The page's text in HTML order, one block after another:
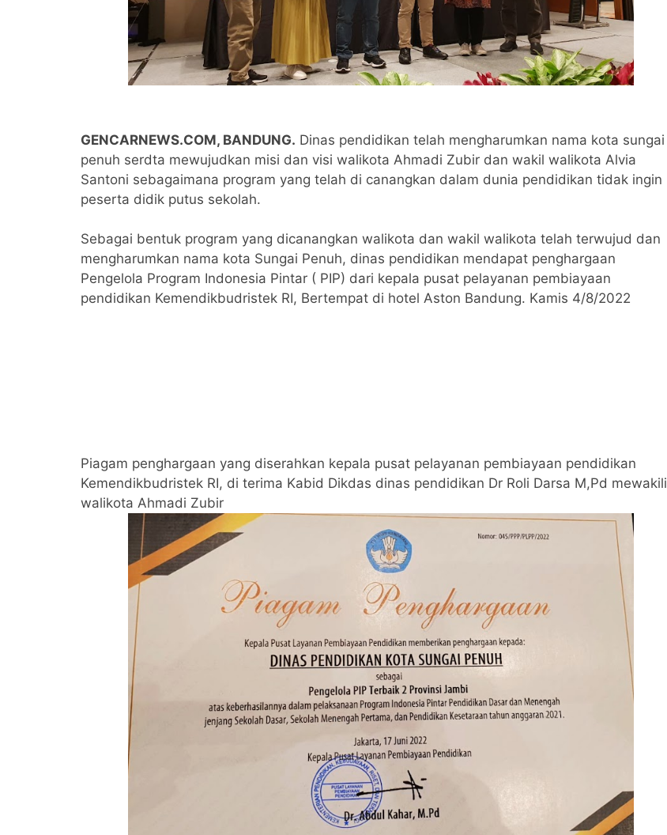
GENCARNEWS.COM, BANDUNG. Dinas pendidikan telah mengharumkan nama kota sungai
penuh serdta mewujudkan misi dan visi walikota Ahmadi Zubir dan wakil walikota Alvia
Santoni sebagaimana program yang telah di canangkan dalam dunia pendidikan tidak ingin
peserta didik putus sekolah.
Sebagai bentuk program yang dicanangkan walikota dan wakil walikota telah terwujud dan
mengharumkan nama kota Sungai Penuh, dinas pendidikan mendapat penghargaan
Pengelola Program Indonesia Pintar ( PIP) dari kepala pusat pelayanan pembiayaan
pendidikan Kemendikbudristek RI, Bertempat di hotel Aston Bandung. Kamis 4/8/2022
Piagam penghargaan yang diserahkan kepala pusat pelayanan pembiayaan pendidikan
Kemendikbudristek RI, di terima Kabid Dikdas dinas pendidikan Dr Roli Darsa M,Pd mewakili
walikota Ahmadi Zubir